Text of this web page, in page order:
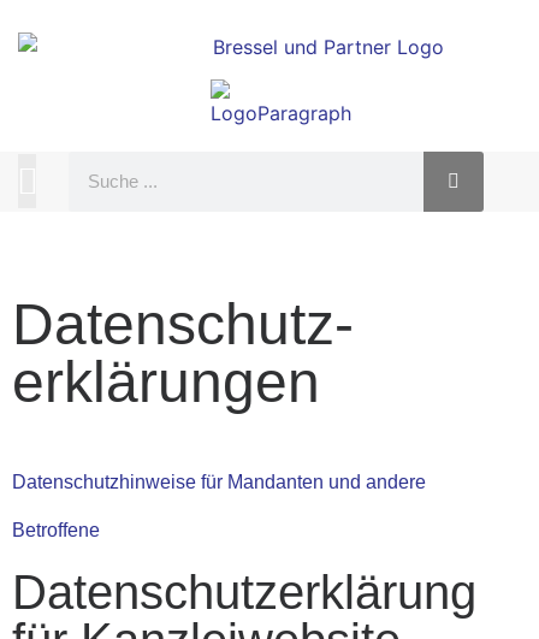
Datenschutz­
erklärungen
Datenschutzhinweise für Mandanten und andere
Betroffene
Datenschutz­erklärung